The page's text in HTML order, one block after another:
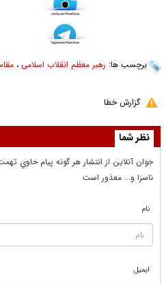
برچسب ها: رهبر معظم انقلاب اسلامی ،
گزارش خطا
نظر شما
جوان آنلاين از انتشار هر گونه پيام حاوي
ناسزا و... معذور است
نام
ایمیل